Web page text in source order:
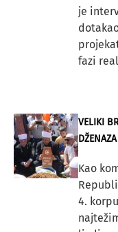
je
fazi
VELIKI
Kao
4.